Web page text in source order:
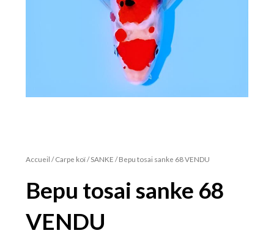
Accueil /Carpe koï/SANKE / Bepu tosai sanke 68 VENDU
Bepu tosai sanke 68
VENDU